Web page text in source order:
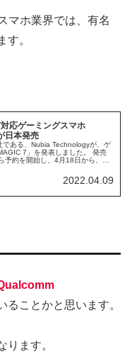
マホ業界では、有名
す。
応ゲーミングスマホ
日本発売
である、Nubia Technologyが、ゲ
7」を発表しました。 発売
予約を開始し、4月18日から、発
2022.04.09
ることかと思います。
ります。